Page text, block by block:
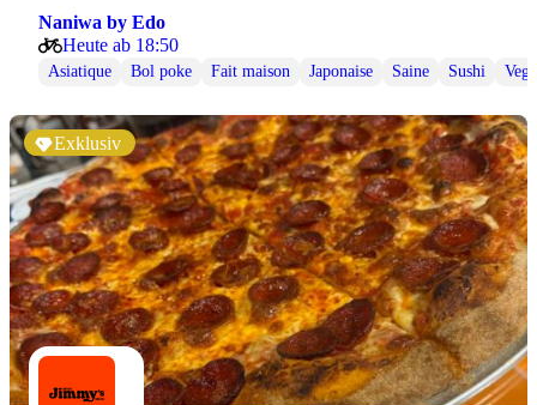
Naniwa by Edo
Heute ab 18:50
Asiatique Bol poke Fait maison Japonaise Saine Sushi
Exklusiv